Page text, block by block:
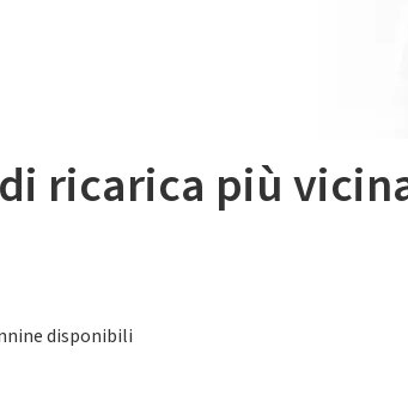
ricarica più
disponibili